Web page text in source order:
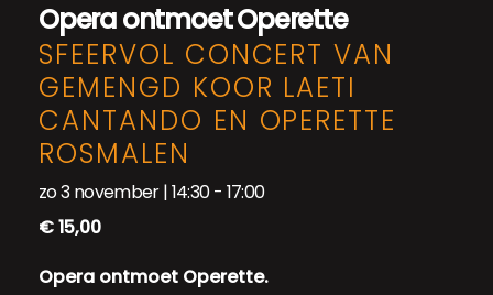
Opera ontmoet Operette
SFEERVOL CONCERT VAN
GEMENGD KOOR LAETI
CANTANDO EN OPERETTE
ROSMALEN
zo 3 november | 14:30- 17:00
€ 15,00
Opera ontmoet Operette.